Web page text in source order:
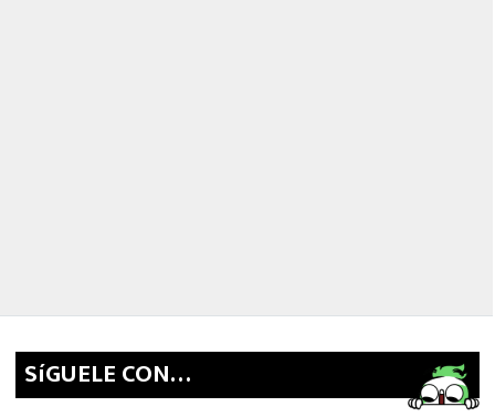
SíGUELE CON…